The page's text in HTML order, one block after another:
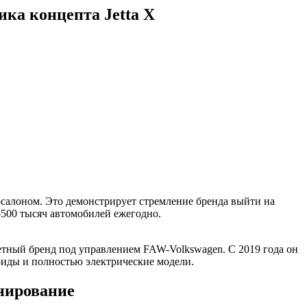
концепта Jetta X
Это демонстрирует стремление бренда выйти на
тысяч автомобилей ежегодно.
бренд под управлением FAW-Volkswagen. С 2019 года он
и полностью электрические модели.